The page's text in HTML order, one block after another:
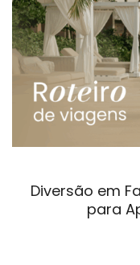
Diversão em
para